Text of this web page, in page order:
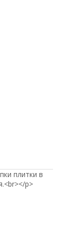
плитки в
p>